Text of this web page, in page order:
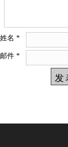
姓名 *
邮件 *